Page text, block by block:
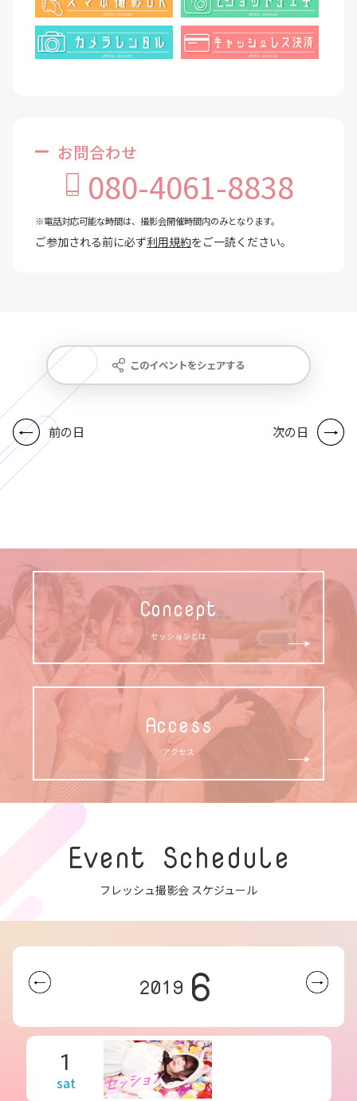
お問合わせ
080-4061-8838
※電話対応可能な時間は、撮影会開催時間内のみとなります。
ご参加される前に必ず利用規約をご一読ください。
このイベントをシェアする
前の日 次の日
Concept
セッションとは
Access
アクセス
Event Schedule
フレッシュ撮影会 スケジュール
2019 6
1
sat